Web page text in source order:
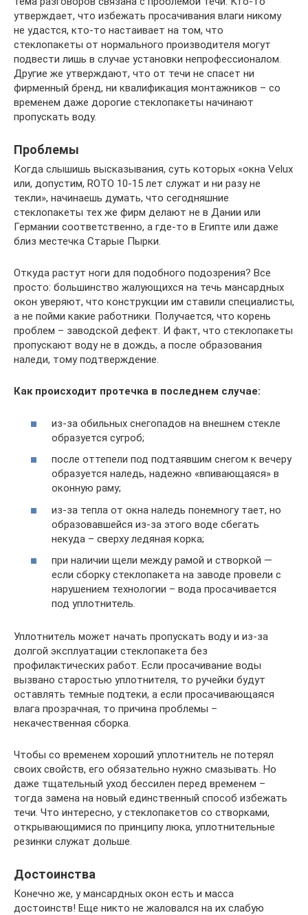
утверждает, что избежать просачивания влаги никому
не удастся, кто-то настаивает на том, что
стеклопакеты от нормального производителя могут
подвести лишь в случае установки непрофессионалом.
Другие же утверждают, что от течи не спасет ни
фирменный бренд, ни квалификация монтажников – со
временем даже дорогие стеклопакеты начинают
пропускать воду.
Проблемы
Когда слышишь высказывания, суть которых «окна Velux
или, допустим, ROTO 10-15 лет служат и ни разу не
текли», начинаешь думать, что сегодняшние
стеклопакеты тех же фирм делают не в Дании или
Германии соответственно, а где-то в Египте или даже
близ местечка Старые Пырки.
Откуда растут ноги для подобного подозрения? Все
просто: большинство жалующихся на течь мансардных
окон уверяют, что конструкции им ставили специалисты,
а не пойми какие работники. Получается, что корень
проблем – заводской дефект. И факт, что стеклопакеты
пропускают воду не в дождь, а после образования
наледи, тому подтверждение.
Как происходит протечка в последнем случае:
из-за обильных снегопадов на внешнем стекле
образуется сугроб;
после оттепели под подтаявшим снегом к вечеру
образуется наледь, надежно «впивающаяся» в
оконную раму;
из-за тепла от окна наледь понемногу тает, но
образовавшейся из-за этого воде сбегать
некуда – сверху ледяная корка;
при наличии щели между рамой и створкой —
если сборку стеклопакета на заводе провели с
нарушением технологии – вода просачивается
под уплотнитель.
Уплотнитель может начать пропускать воду и из-за
долгой эксплуатации стеклопакета без
профилактических работ. Если просачивание воды
вызвано старостью уплотнителя, то ручейки будут
оставлять темные подтеки, а если просачивающаяся
влага прозрачная, то причина проблемы –
некачественная сборка.
Чтобы со временем хороший уплотнитель не потерял
своих свойств, его обязательно нужно смазывать. Но
даже тщательный уход бессилен перед временем –
тогда замена на новый единственный способ избежать
течи. Что интересно, у стеклопакетов со створками,
открывающимися по принципу люка, уплотнительные
резинки служат дольше.
Достоинства
Конечно же, у мансардных окон есть и масса
достоинств! Еще никто не жаловался на их слабую